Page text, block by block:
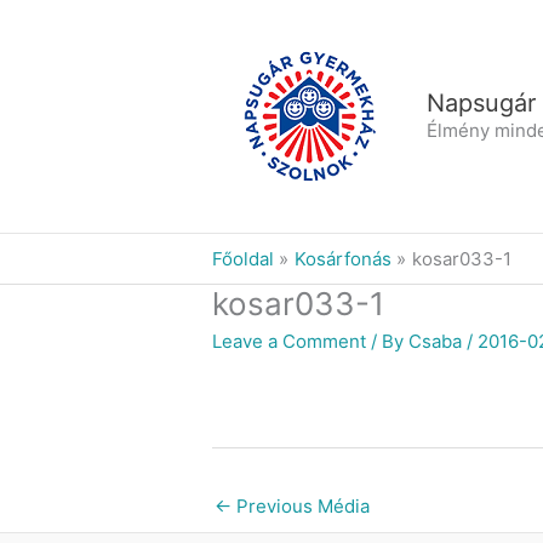
Élmény
Főoldal Kosárfonás kosar033-1
kosar033-1
Leave a Comment / By Csaba / 2016-
← Previous Média